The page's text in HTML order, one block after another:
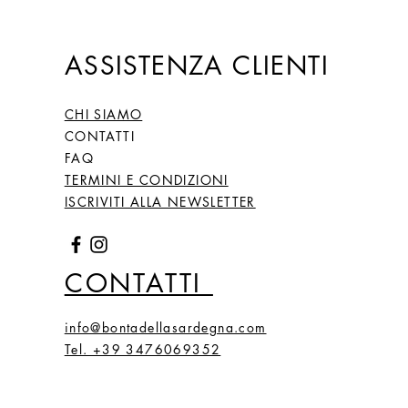
ASSISTENZA CLIENTI
CHI SIAMO
CONTATTI
FAQ
TERMINI E CONDIZIONI
ISCRIVITI ALLA NEWSLETTER
CONTATTI
info@bontadellasardegna.com
Tel. +39 3476069352